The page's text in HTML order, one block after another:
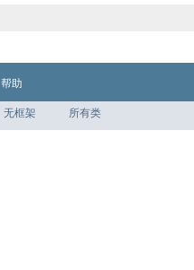
帮助
无框架 所有类